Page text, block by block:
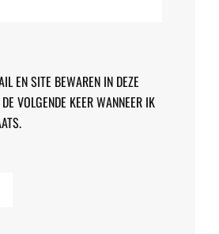
EN SITE BEWAREN IN DEZE
VOLGENDE KEER WANNEER IK